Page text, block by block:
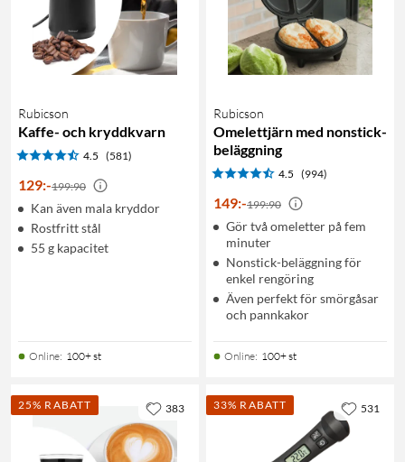
Rubicson
Kaffe- och kryddkvarn
4.5 (581)
129:-199:90
Kan även mala kryddor
Rostfritt stål
55 g kapacitet
Online: 100+ st
Rubicson
Omelettjärn med nonstick-
beläggning
4.5 (994)
149:-199:90
Gör två omeletter på fem
minuter
Nonstick-beläggning för
enkel rengöring
Även perfekt för smörgåsar
och pannkakor
Online: 100+ st
25% RABATT 383 33% RABATT 531